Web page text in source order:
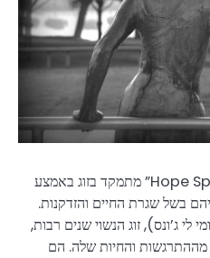
סרט הקומדיה הרומנטית “Hope Springs” מתמקד בזוג באמצע
בשל שגרת החיים והזדקנות.
לי ג’ונס), זוג הנשוי שנים רבות,
והחיות שלה. הם